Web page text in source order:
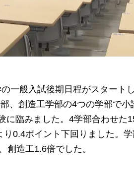
一般入試後期日程がスタート
、創造工学部の4つの学部で
に臨みました。4学部合わせた
0.4ポイント下回りました。
創造工1.6倍でした。